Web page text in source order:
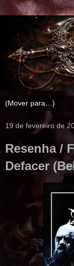
19 de fevereiro de
Resenha /
Defacer